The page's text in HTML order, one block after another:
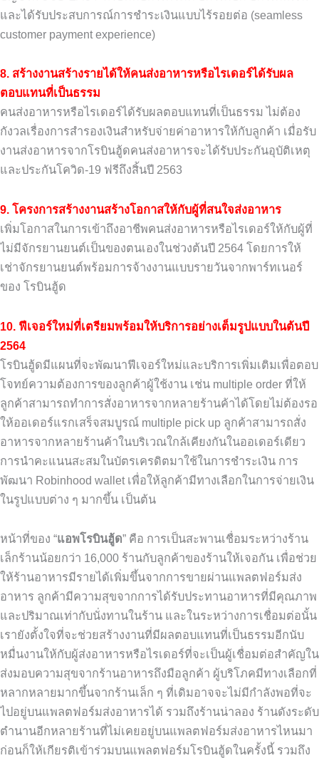
และได้รับประสบการณ์การชำระเงินแบบไร้รอยต่อ (seamless
customer payment experience)
8. สร้างงานสร้างรายได้ให้คนส่งอาหารหรือไรเดอร์ได้รับผล
ตอบแทนที่เป็นธรรม
คนส่งอาหารหรือไรเดอร์ได้รับผลตอบแทนที่เป็นธรรม ไม่ต้อง
กังวลเรื่องการสำรองเงินสำหรับจ่ายค่าอาหารให้กับลูกค้า เมื่อรับ
งานส่งอาหารจากโรบินฮู้ดคนส่งอาหารจะได้รับประกันอุบัติเหตุ
และประกันโควิด-19 ฟรีถึงสิ้นปี 2563
9. โครงการสร้างงานสร้างโอกาสให้กับผู้ที่สนใจส่งอาหาร
เพิ่มโอกาสในการเข้าถึงอาชีพคนส่งอาหารหรือไรเดอร์ให้กับผู้ที่
ไม่มีจักรยานยนต์เป็นของตนเองในช่วงต้นปี 2564 โดยการให้
เช่าจักรยานยนต์พร้อมการจ้างงานแบบรายวันจากพาร์ทเนอร์
ของ โรบินฮู้ด
10. ฟีเจอร์ใหม่ที่เตรียมพร้อมให้บริการอย่างเต็มรูปแบบในต้นปี
2564
โรบินฮู้ดมีแผนที่จะพัฒนาฟีเจอร์ใหม่และบริการเพิ่มเติมเพื่อตอบ
โจทย์ความต้องการของลูกค้าผู้ใช้งาน เช่น multiple order ที่ให้
ลูกค้าสามารถทำการสั่งอาหารจากหลายร้านค้าได้โดยไม่ต้องรอ
ให้ออเดอร์แรกเสร็จสมบูรณ์ multiple pick up ลูกค้าสามารถสั่ง
อาหารจากหลายร้านค้าในบริเวณใกล้เคียงกันในออเดอร์เดียว
การนำคะแนนสะสมในบัตรเครดิตมาใช้ในการชำระเงิน การ
พัฒนา Robinhood wallet เพื่อให้ลูกค้ามีทางเลือกในการจ่ายเงิน
ในรูปแบบต่าง ๆ มากขึ้น เป็นต้น
หน้าที่ของ “แอพโรบินฮู้ด” คือ การเป็นสะพานเชื่อมระหว่างร้าน
เล็กร้านน้อยกว่า 16,000 ร้านกับลูกค้าของร้านให้เจอกัน เพื่อช่วย
ให้ร้านอาหารมีรายได้เพิ่มขึ้นจากการขายผ่านแพลตฟอร์มส่ง
อาหาร ลูกค้ามีความสุขจากการได้รับประทานอาหารที่มีคุณภาพ
และปริมาณเท่ากับนั่งทานในร้าน และในระหว่างการเชื่อมต่อนั้น
เรายังตั้งใจที่จะช่วยสร้างงานที่มีผลตอบแทนที่เป็นธรรมอีกนับ
หมื่นงานให้กับผู้ส่งอาหารหรือไรเดอร์ที่จะเป็นผู้เชื่อมต่อสำคัญใน
ส่งมอบความสุขจากร้านอาหารถึงมือลูกค้า ผู้บริโภคมีทางเลือกที่
หลากหลายมากขึ้นจากร้านเล็ก ๆ ที่เดิมอาจจะไม่มีกำลังพอที่จะ
ไปอยู่บนแพลตฟอร์มส่งอาหารได้ รวมถึงร้านน่าลอง ร้านดังระดับ
ตำนานอีกหลายร้านที่ไม่เคยอยู่บนแพลตฟอร์มส่งอาหารไหนมา
ก่อนก็ให้เกียรติเข้าร่วมบนแพลตฟอร์มโรบินฮู้ดในครั้งนี้ รวมถึง